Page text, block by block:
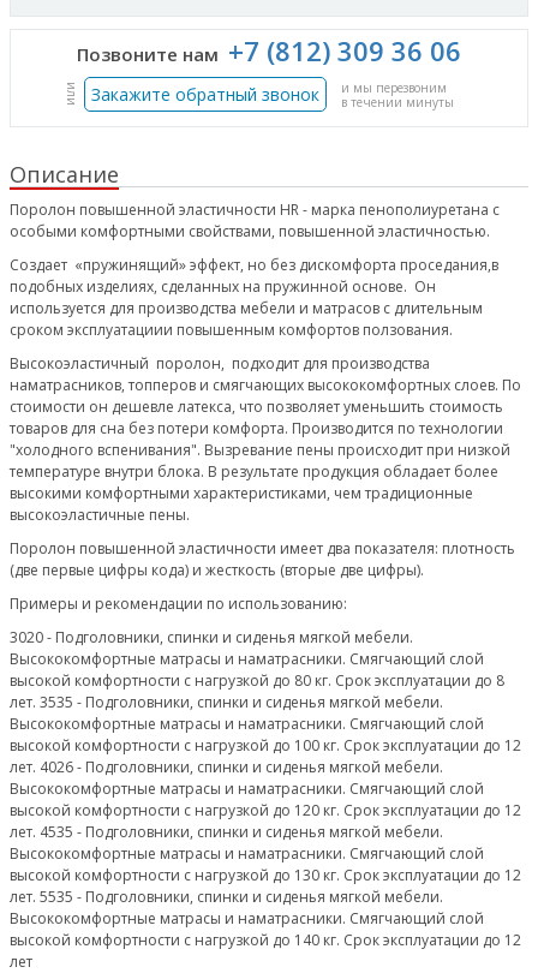
Позвоните нам +7 (812) 309 36 06
или Закажите обратный звонок
и мы перезвоним
в течении минуты
Описание
Поролон повышенной эластичности HR - марка пенополиуретана с
особыми комфортными свойствами, повышенной эластичностью.
Создает «пружинящий» эффект, но без дискомфорта проседания,в
подобных изделиях, сделанных на пружинной основе. Он
используется для производства мебели и матрасов с длительным
сроком эксплуатациии повышенным комфортов ползования.
Высокоэластичный поролон, подходит для производства
наматрасников, топперов и смягчающих высококомфортных слоев. По
стоимости он дешевле латекса, что позволяет уменьшить стоимость
товаров для сна без потери комфорта. Производится по технологии
"холодного вспенивания". Вызревание пены происходит при низкой
температуре внутри блока. В результате продукция обладает более
высокими комфортными характеристиками, чем традиционные
высокоэластичные пены.
Поролон повышенной эластичности имеет два показателя: плотность
(две первые цифры кода) и жесткость (вторые две цифры).
Примеры и рекомендации по использованию:
3020 - Подголовники, спинки и сиденья мягкой мебели.
Высококомфортные матрасы и наматрасники. Смягчающий слой
высокой комфортности с нагрузкой до 80 кг. Срок эксплуатации до 8
лет. 3535 - Подголовники, спинки и сиденья мягкой мебели.
Высококомфортные матрасы и наматрасники. Смягчающий слой
высокой комфортности с нагрузкой до 100 кг. Срок эксплуатации до 12
лет. 4026 - Подголовники, спинки и сиденья мягкой мебели.
Высококомфортные матрасы и наматрасники. Смягчающий слой
высокой комфортности с нагрузкой до 120 кг. Срок эксплуатации до 12
лет. 4535 - Подголовники, спинки и сиденья мягкой мебели.
Высококомфортные матрасы и наматрасники. Смягчающий слой
высокой комфортности с нагрузкой до 130 кг. Срок эксплуатации до 12
лет. 5535 - Подголовники, спинки и сиденья мягкой мебели.
Высококомфортные матрасы и наматрасники. Смягчающий слой
высокой комфортности с нагрузкой до 140 кг. Срок эксплуатации до 12
лет